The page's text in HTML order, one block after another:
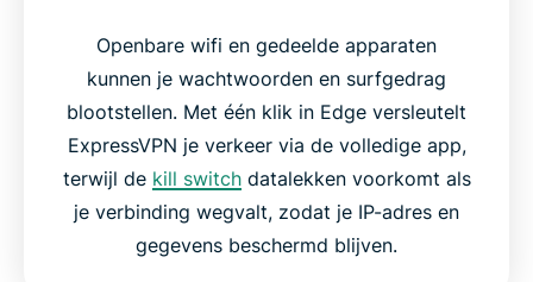
Openbare wifi en gedeelde apparaten
kunnen je wachtwoorden en surfgedrag
blootstellen. Met één klik in Edge versleutelt
ExpressVPN je verkeer via de volledige app,
terwijl de kill switchdatalekken voorkomt als
je verbinding wegvalt, zodat je IP-adres en
gegevens beschermd blijven.